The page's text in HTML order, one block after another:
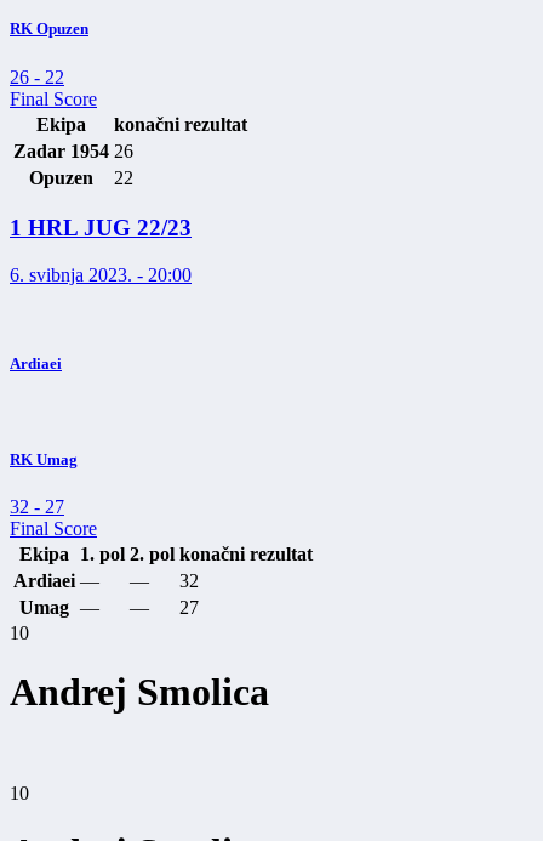
RK Opuzen
26 - 22
Final Score
Ekipa
konačni rezultat
Zadar 1954 26
Opuzen
22
1 HRL JUG 22/23
6. svibnja 2023. - 20:00
Ardiaei
RK Umag
32 - 27
Final Score
Ekipa
1. pol 2. pol konačni rezultat
Ardiaei — —
32
Umag — —
27
10
Andrej Smolica
10